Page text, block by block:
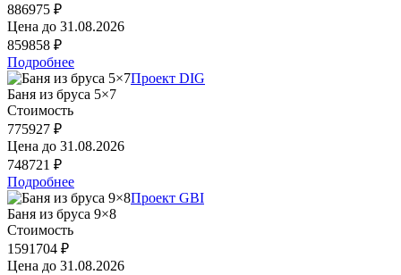
886975 ₽
Цена до 31.08.2026
859858 ₽
Подробнее
Проект DIG
Баня из бруса 5×7
Стоимость
775927 ₽
Цена до 31.08.2026
748721 ₽
Подробнее
Проект GBI
Баня из бруса 9×8
Стоимость
1591704 ₽
Цена до 31.08.2026